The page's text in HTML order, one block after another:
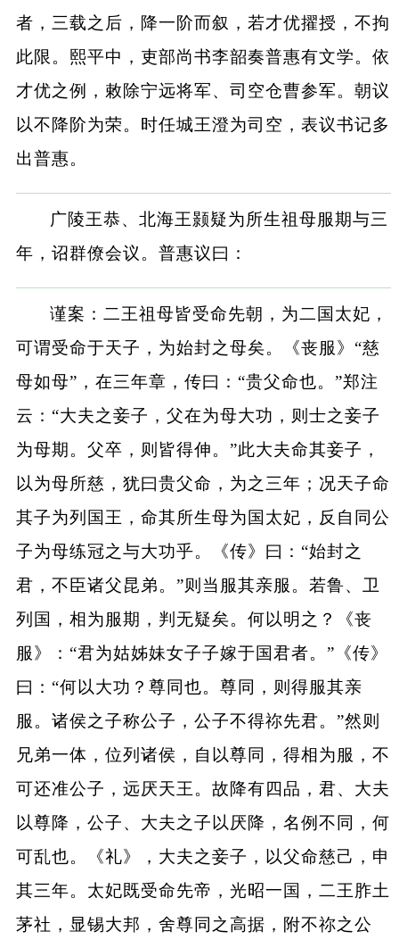
者，三载之后，降一阶而叙，若才优擢授，不拘
此限。熙平中，吏部尚书李韶奏普惠有文学。依
才优之例，敕除宁远将军、司空仓曹参军。朝议
以不降阶为荣。时任城王澄为司空，表议书记多
出普惠。
广陵王恭、北海王颢疑为所生祖母服期与三
年，诏群僚会议。普惠议曰：
谨案：二王祖母皆受命先朝，为二国太妃，
可谓受命于天子，为始封之母矣。《丧服》“慈
母如母”，在三年章，传曰：“贵父命也。”郑注
云：“大夫之妾子，父在为母大功，则士之妾子
为母期。父卒，则皆得伸。”此大夫命其妾子，
以为母所慈，犹曰贵父命，为之三年；况天子命
其子为列国王，命其所生母为国太妃，反自同公
子为母练冠之与大功乎。《传》曰：“始封之
君，不臣诸父昆弟。”则当服其亲服。若鲁、卫
列国，相为服期，判无疑矣。何以明之？《丧
服》：“君为姑姊妹女子子嫁于国君者。”《传》
曰：“何以大功？尊同也。尊同，则得服其亲
服。诸侯之子称公子，公子不得祢先君。”然则
兄弟一体，位列诸侯，自以尊同，得相为服，不
可还准公子，远厌天王。故降有四品，君、大夫
以尊降，公子、大夫之子以厌降，名例不同，何
可乱也。《礼》，大夫之妾子，以父命慈己，申
其三年。太妃既受命先帝，光昭一国，二王胙土
茅社，显锡大邦，舍尊同之高据，附不祢之公